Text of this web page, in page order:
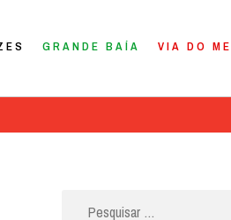
GRANDE BAÍA VIA DO